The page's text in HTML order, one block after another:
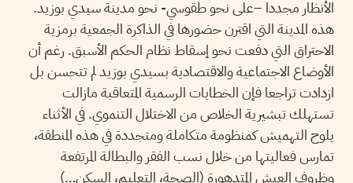
الأنظار مجددا –على نحو طقوسي- نحو مدينة سيدي بوزيد.
هذه المدينة التي اقترن حضورها في الذاكرة الجمعية برمزية
الاحتراق التي دفعت نحو إسقاط نظام الحكم الأسبق. رغم أن
الأوضاع الاجتماعية والاقتصادية بسيدي بوزيد لم تتحسن بل
ازدادت تراجعا فإن الخطابات الرسمية المتعاقبة مازالت
تستهلك تبشيرية الخلاص من الاختلال التنموي. في الأثناء
يلوح التهميش كمنظومة متكاملة ومتجددة في هذه المنطقة،
تمارس فعاليتها من خلال نسب الفقر والبطالة المرتفعة
وظروف العيش المتدهورة (الصحة، التعليم، السكن…)